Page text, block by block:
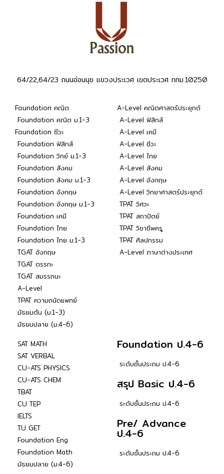
64/22,64/23 ถนนอ่อนนุช แขวงประเวศ เขตประเวศ กทม.10250
Foundation คณิต
Foundation คณิต ม.1-3
Foundation ชีวะ
Foundation ฟิสิกส์
Foundation วิทย์ ม.1-3
Foundation สังคม
Foundation สังคม ม.1-3
Foundation อังกฤษ
Foundation อังกฤษ ม.1-3
Foundation เคมี
Foundation ไทย
Foundation ไทย ม.1-3
TGAT อังกฤษ
TGAT ตรรกะ
TGAT สมรรถนะ
A-Level
TPAT ความถนัดแพทย์
มัธยมต้น (ม.1-3)
มัธยมปลาย (ม.4-6)
A-Level คณิตศาสตร์ประยุกต์
A-Level ฟิสิกส์
A-Level เคมี
A-Level ชีวะ
A-Level ไทย
A-Level สังคม
A-Level อังกฤษ
A-Level วิทยาศาสตร์ประยุกต์
TPAT วิศวะ
TPAT สถาปัตย์
TPAT วิชาชีพครู
TPAT ศิลปกรรม
A-Level ภาษาต่างประเทศ
SAT MATH
SAT VERBAL
CU-ATS PHYSICS
CU-ATS CHEM
TBAT
CU TEP
IELTS
TU GET
Foundation Eng
Foundation Math
มัธยมปลาย (ม.4-6)
Foundation ป.4-6
ระดับชั้นประถม ป.4-6
สรุป Basic ป.4-6
ระดับชั้นประถม ป.4-6
Pre/ Advance
ป.4-6
ระดับชั้นประถม ป.4-6